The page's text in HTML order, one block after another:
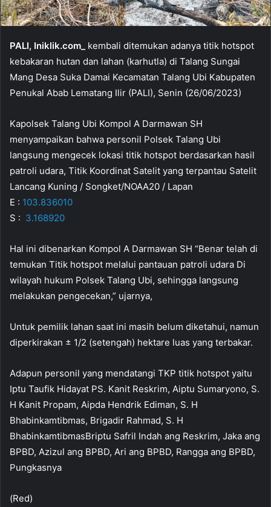
PALI, Iniklik.com_
kembali ditemukan adanya titik hotspot
kebakaran hutan dan lahan (karhutla) di Talang Sungai
Mang Desa Suka Damai Kecamatan Talang Ubi Kabupaten
Penukal Abab Lematang Ilir (PALI), Senin (26/06/2023)
Kapolsek Talang Ubi Kompol A Darmawan SH
menyampaikan bahwa personil Polsek Talang Ubi
langsung mengecek lokasi titik hotspot berdasarkan hasil
patroli udara, Titik Koordinat Satelit yang terpantau Satelit
Lancang Kuning / Songket/NOAA20 / Lapan
E : 103.836010
S : 3.168920
Hal ini dibenarkan Kompol A Darmawan SH “Benar telah di
temukan Titik hotspot melalui pantauan patroli udara Di
wilayah hukum Polsek Talang Ubi, sehingga langsung
melakukan pengecekan,” ujarnya,
Untuk pemilik lahan saat ini masih belum diketahui, namun
diperkirakan ± 1/2 (setengah) hektare luas yang terbakar.
Adapun personil yang mendatangi TKP titik hotspot yaitu
Iptu Taufik Hidayat PS. Kanit Reskrim, Aiptu Sumaryono, S.
H Kanit Propam, Aipda Hendrik Ediman, S. H
Bhabinkamtibmas, Brigadir Rahmad, S. H
BhabinkamtibmasBriptu Safril Indah ang Reskrim, Jaka ang
BPBD, Azizul ang BPBD, Ari ang BPBD, Rangga ang BPBD,
Pungkasnya
(Red)